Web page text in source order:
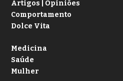
Artigos | Opiniões
Comportamento
Dolce Vita
Medicina
Saúde
Mulher